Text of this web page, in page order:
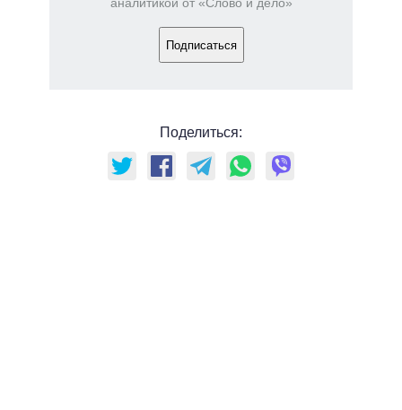
аналитикой от «Слово и дело»
Подписаться
Поделиться: